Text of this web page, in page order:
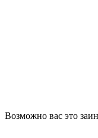
Возможно вас это